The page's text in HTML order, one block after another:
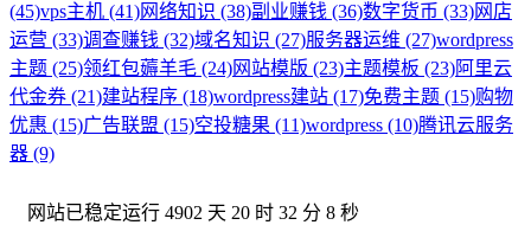
(45)vps主机 (41)网络知识 (38)副业赚钱 (36)数字货币 (33)网店
运营 (33)调查赚钱 (32)域名知识 (27)服务器运维 (27)wordpress
主题 (25)领红包薅羊毛 (24)网站模版 (23)主题模板 (23)阿里云
代金券 (21)建站程序 (18)wordpress建站 (17)免费主题 (15)购物
优惠 (15)广告联盟 (15)空投糖果 (11)wordpress (10)腾讯云服务
器 (9)
网站已稳定运行 4902 天 20 时 32 分 8 秒